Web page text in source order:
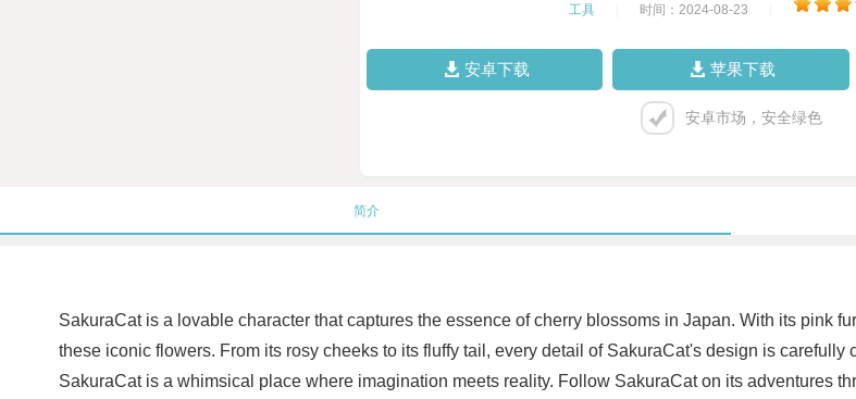
工具 时间：2024-08-23
安卓下载 苹果下载
安卓市场，安全绿色
简介
SakuraCat is a lovable character that captures the essence of cherry blossoms in Japan. With its pink
these iconic flowers. From its rosy cheeks to its fluffy tail, every detail of SakuraCat's design is
SakuraCat is a whimsical place where imagination meets reality. Follow SakuraCat on its adventures